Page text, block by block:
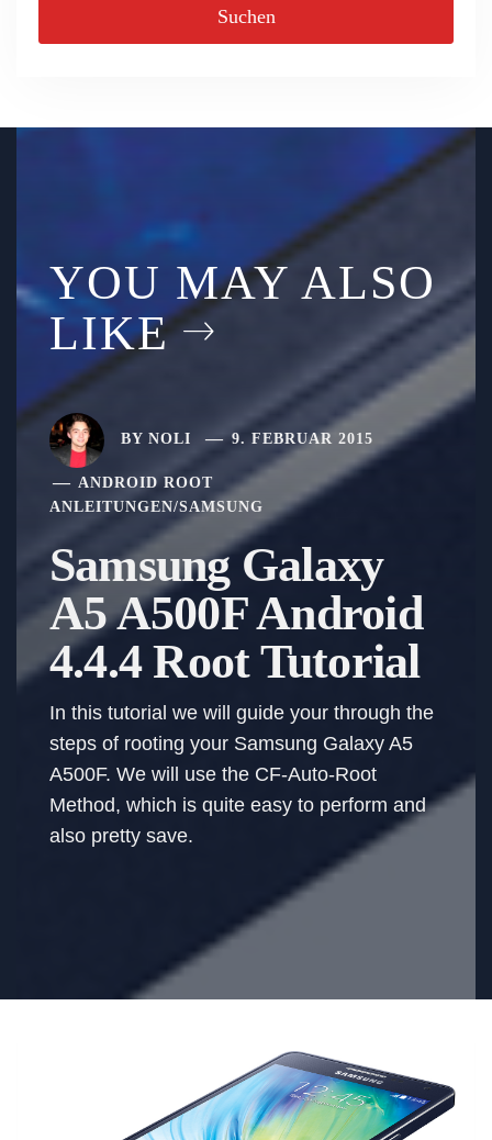
YOU MAY ALSO
LIKE
BY NOLI 9. FEBRUAR 2015
ANDROID ROOT
ANLEITUNGEN/SAMSUNG
Samsung Galaxy
A5 A500F Android
4.4.4 Root Tutorial
In this tutorial we will guide your through the
steps of rooting your Samsung Galaxy A5
A500F. We will use the CF-Auto-Root
Method, which is quite easy to perform and
also pretty save.